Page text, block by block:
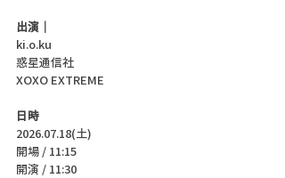
出演｜
ki.o.ku
惑星通信社
XOXO EXTREME
日時
2026.07.18(土)
開場 / 11:15
開演 / 11:30